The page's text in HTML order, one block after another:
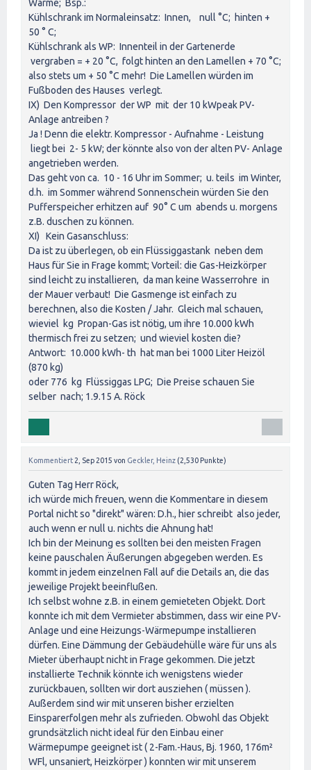
Wärme; Bsp.:
Kühlschrank im Normaleinsatz: Innen, null °C; hinten +
50 ° C;
Kühlschrank als WP: Innenteil in der Gartenerde
vergraben = + 20 °C, folgt hinten an den Lamellen + 70 °C;
also stets um + 50 °C mehr! Die Lamellen würden im
Fußboden des Hauses verlegt.
IX) Den Kompressor der WP mit der 10 kWpeak PV-
Anlage antreiben ?
Ja ! Denn die elektr. Kompressor - Aufnahme - Leistung
liegt bei 2- 5 kW; der könnte also von der alten PV- Anlage
angetrieben werden.
Das geht von ca. 10 - 16 Uhr im Sommer; u. teils im Winter,
d.h. im Sommer während Sonnenschein würden Sie den
Pufferspeicher erhitzen auf 90° C um abends u. morgens
z.B. duschen zu können.
XI) Kein Gasanschluss:
Da ist zu überlegen, ob ein Flüssiggastank neben dem
Haus für Sie in Frage kommt; Vorteil: die Gas-Heizkörper
sind leicht zu installieren, da man keine Wasserrohre in
der Mauer verbaut! Die Gasmenge ist einfach zu
berechnen, also die Kosten / Jahr. Gleich mal schauen,
wieviel kg Propan-Gas ist nötig, um ihre 10.000 kWh
thermisch frei zu setzen; und wieviel kosten die?
Antwort: 10.000 kWh- th hat man bei 1000 Liter Heizöl
(870 kg)
oder 776 kg Flüssiggas LPG; Die Preise schauen Sie
selber nach; 1.9.15 A. Röck
Kommentiert 2, Sep 2015 von Geckler, Heinz (2,530 Punkte)
Guten Tag Herr Röck,
ich würde mich freuen, wenn die Kommentare in diesem
Portal nicht so "direkt" wären: D.h., hier schreibt also jeder,
auch wenn er null u. nichts die Ahnung hat!
Ich bin der Meinung es sollten bei den meisten Fragen
keine pauschalen Äußerungen abgegeben werden. Es
kommt in jedem einzelnen Fall auf die Details an, die das
jeweilige Projekt beeinflußen.
Ich selbst wohne z.B. in einem gemieteten Objekt. Dort
konnte ich mit dem Vermieter abstimmen, dass wir eine PV-
Anlage und eine Heizungs-Wärmepumpe installieren
dürfen. Eine Dämmung der Gebäudehülle wäre für uns als
Mieter überhaupt nicht in Frage gekommen. Die jetzt
installierte Technik könnte ich wenigstens wieder
zurückbauen, sollten wir dort ausziehen ( müssen ).
Außerdem sind wir mit unseren bisher erzielten
Einsparerfolgen mehr als zufrieden. Obwohl das Objekt
grundsätzlich nicht ideal für den Einbau einer
Wärmepumpe geeignet ist ( 2-Fam.-Haus, Bj. 1960, 176m²
WFl, unsaniert, Heizkörper ) konnten wir mit unserem